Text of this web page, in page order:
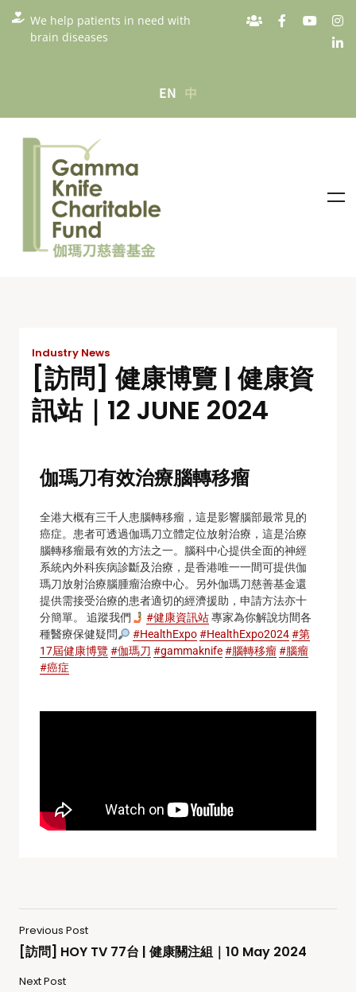
We help patients in need with
brain diseases
EN 中
Industry News
[訪問] 健康博覽 | 健康資
訊站｜12 JUNE 2024
伽瑪刀有效治療腦轉移瘤
全港大概有三千人患腦轉移瘤，這是影響腦部最常見的
癌症。患者可透過伽瑪刀立體定位放射治療，這是治療
腦轉移瘤最有效的方法之一。腦科中心提供全面的神經
系統內外科疾病診斷及治療，是香港唯一一間可提供伽
瑪刀放射治療腦腫瘤治療中心。另外伽瑪刀慈善基金還
提供需接受治療的患者適切的經濟援助，申請方法亦十
分簡單。 追蹤我們
#健康資訊站專家為你解說坊間各
種醫療保健疑問
#HealthExpo#HealthExpo2024#第
17屆健康博覽 #伽瑪刀 #gammaknife#腦轉移瘤#腦瘤
#癌症
Previous Post
[訪問] HOY TV 77台 | 健康關注組｜10 May 2024
Next Post